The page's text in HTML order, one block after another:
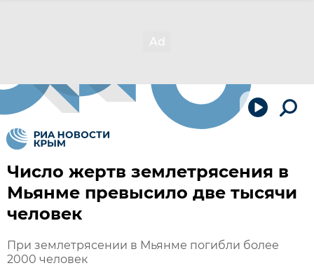
Число жертв землетрясения в
Мьянме превысило две тысячи
человек
При землетрясении в Мьянме погибли более
2000 человек